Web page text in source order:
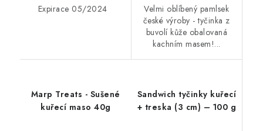
Expirace 05/2024
Velmi oblíbený pamlsek
české výroby - tyčinka z
buvolí kůže obalovaná
kachním masem!...
Marp Treats - Sušené
kuřecí maso 40g
Sandwich tyčinky kuřecí
+ treska (3 cm) – 100 g